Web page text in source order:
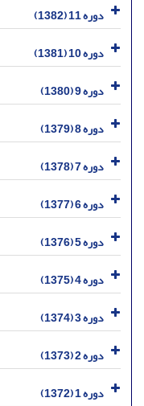
دوره 11 (1382)
دوره 10 (1381)
دوره 9 (1380)
دوره 8 (1379)
دوره 7 (1378)
دوره 6 (1377)
دوره 5 (1376)
دوره 4 (1375)
دوره 3 (1374)
دوره 2 (1373)
دوره 1 (1372)